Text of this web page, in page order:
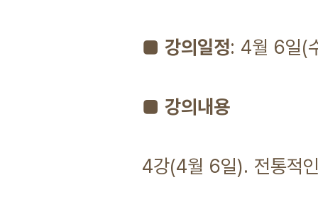
■ 강의일정: 4월 6일(
■ 강의내용
4강(4월 6일). 전통적